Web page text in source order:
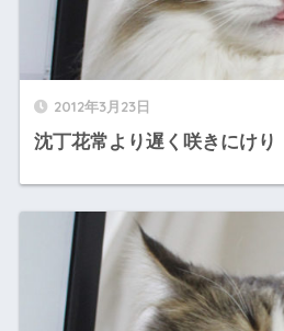
2012年3月23日
沈丁花常より遅く咲きにけり